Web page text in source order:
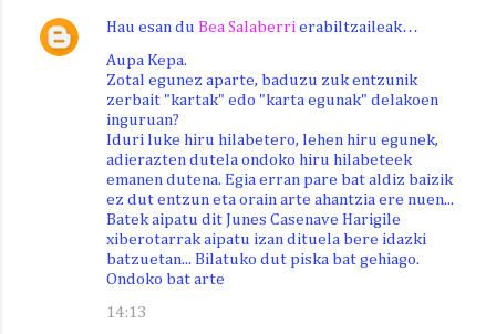
Hau esan du Bea Salaberri erabiltzaileak…
Aupa Kepa.
Zotal egunez aparte, baduzu zuk entzunik
zerbait "kartak" edo "karta egunak" delakoen
inguruan?
Iduri luke hiru hilabetero, lehen hiru egunek,
adierazten dutela ondoko hiru hilabeteek
emanen dutena. Egia erran pare bat aldiz baizik
ez dut entzun eta orain arte ahantzia ere nuen...
Batek aipatu dit Junes Casenave Harigile
xiberotarrak aipatu izan dituela bere idazki
batzuetan... Bilatuko dut piska bat gehiago.
Ondoko bat arte
14:13